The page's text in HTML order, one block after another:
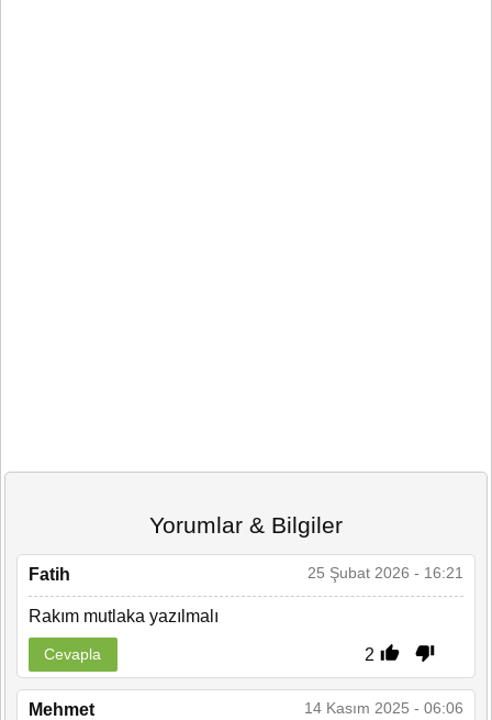
Yorumlar & Bilgiler
Fatih 25 Şubat 2026 - 16:21
Rakım mutlaka yazılmalı
2
Cevapla
Mehmet 14 Kasım 2025 - 06:06